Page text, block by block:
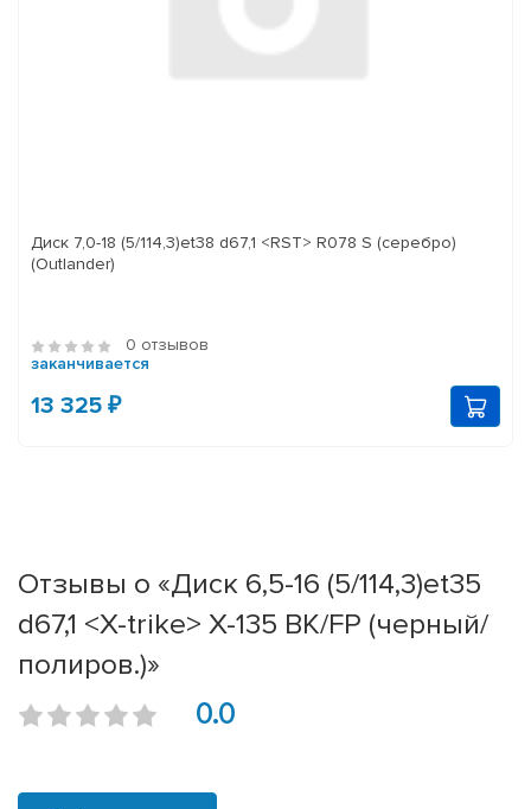
Диск 7,0-18 (5/114,3)et38 d67,1 <RST> R078 S (серебро)
(Outlander)
0 отзывов
заканчивается
13 325 ₽
Отзывы о «Диск 6,5-16 (5/114,3)et35
d67,1 <X-trike> X-135 BK/FP (черный/
полиров.)»
0.0